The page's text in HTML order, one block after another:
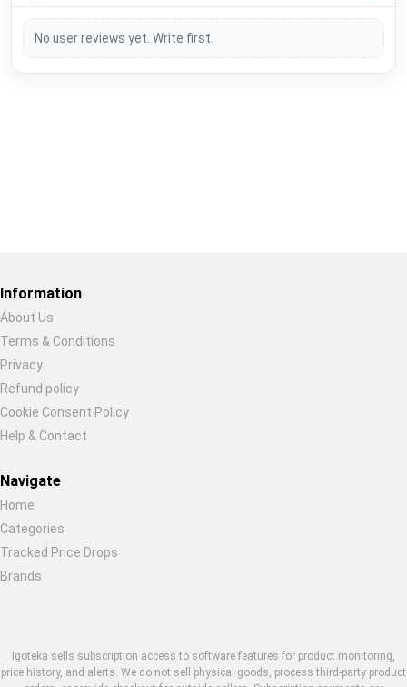
No user reviews yet. Write first.
Information
About Us
Terms & Conditions
Privacy
Refund policy
Cookie Consent Policy
Help & Contact
Navigate
Home
Categories
Tracked Price Drops
Brands
Igoteka sells subscription access to software features for product monitoring,
price history, and alerts. We do not sell physical goods, process third-party product